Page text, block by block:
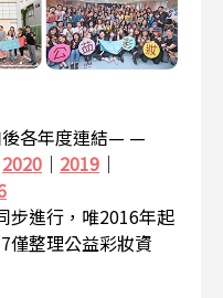
後各年度連結— —
2020 ｜ 2019 ｜
步進行，唯2016年起
僅整理公益彩妝資